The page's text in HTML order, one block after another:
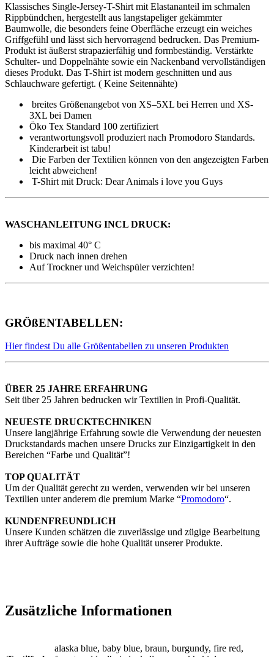
Klassisches Single-Jersey-T-Shirt mit Elastananteil im schmalen
Rippbündchen, hergestellt aus langstapeliger gekämmter
Baumwolle, die besonders feine Oberfläche erzeugt ein weiches
Griffgefühl und lässt sich hervorragend bedrucken. Das Premium-
Produkt ist äußerst strapazierfähig und formbeständig. Verstärkte
Schulter- und Doppelnähte sowie ein Nackenband vervollständigen
dieses Produkt. Das T-Shirt ist modern geschnitten und aus
Schlauchware gefertigt. ( Keine Seitennähte)
breites Größenangebot von XS–5XL bei Herren und XS-
3XL bei Damen
Öko Tex Standard 100 zertifiziert
verantwortungsvoll produziert nach Promodoro Standards.
Kinderarbeit ist tabu!
Die Farben der Textilien können von den angezeigten Farben
leicht abweichen!
T-Shirt mit Druck: Dear Animals i love you Guys
WASCHANLEITUNG INCL DRUCK:
bis maximal 40° C
Druck nach innen drehen
Auf Trockner und Weichspüler verzichten!
GRÖßENTABELLEN:
Hier findest Du alle Größentabellen zu unseren Produkten
ÜBER 25 JAHRE ERFAHRUNG
Seit über 25 Jahren bedrucken wir Textilien in Profi-Qualität.
NEUESTE DRUCKTECHNIKEN
Unsere langjährige Erfahrung sowie die Verwendung der neuesten
Druckstandards machen unsere Drucks zur Einzigartigkeit in den
Bereichen “Farbe und Qualität”!
TOP QUALITÄT
Um der Qualität gerecht zu werden, verwenden wir bei unseren
Textilien unter anderem die premium Marke “Promodoro“.
KUNDENFREUNDLICH
Unsere Kunden schätzen die zuverlässige und zügige Bearbeitung
ihrer Aufträge sowie die hohe Qualität unserer Produkte.
Zusätzliche Informationen
alaska blue, baby blue, braun, burgundy, fire red,